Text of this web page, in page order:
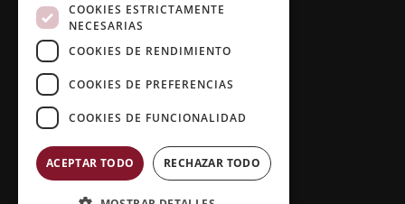
Clases virtuales
Copyright © 2026 |Grupo Esneca TV
COOKIES ESTRICTAMENTE
NECESARIAS
COOKIES DE RENDIMIENTO
COOKIES DE PREFERENCIAS
COOKIES DE FUNCIONALIDAD
ACEPTAR TODO RECHAZAR TODO